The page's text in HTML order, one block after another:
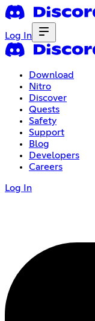
Log In
Download
Nitro
Discover
Quests
Safety
Support
Blog
Developers
Careers
Log In